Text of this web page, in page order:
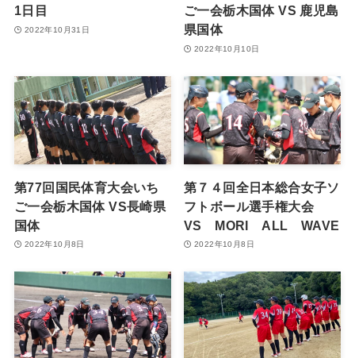
1日目
2022年10月31日
ご一会栃木国体 VS 鹿児島
県国体
2022年10月10日
第77回国民体育大会いち
ご一会栃木国体 VS長崎県
国体
2022年10月8日
第７４回全日本総合女子ソ
フトボール選手権大会
VS MORI ALL WAVE
2022年10月8日